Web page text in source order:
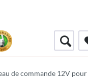
de commande 12V